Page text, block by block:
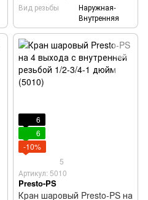
Вид резьбы
Наружная-
Внутренняя
6
6
-10%
5
Артикул: 5010
Presto-PS
Кран шаровый Presto-PS на